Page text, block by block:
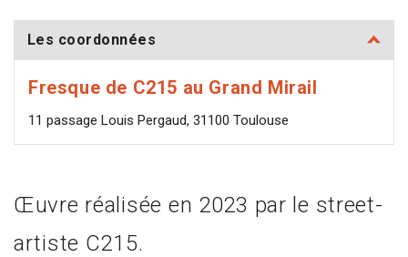
Les coordonnées
Fresque de C215 au Grand Mirail
11 passage Louis Pergaud, 31100 Toulouse
Œuvre réalisée en 2023 par le street-
artiste C215.